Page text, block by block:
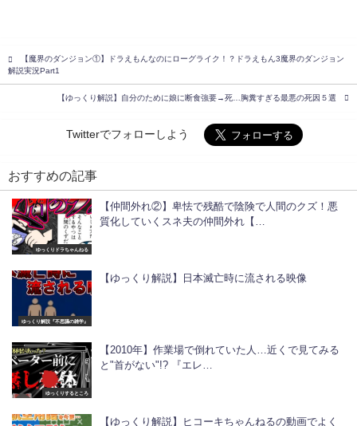
【魔界のダンジョン①】ドラえもんなのにローグライク！？ドラえもん3魔界のダンジョン
解説実況Part1
【ゆっくり解説】自分のために娘に断食強要→死…胸糞すぎる最悪の死因５選
Twitterでフォローしよう
おすすめの記事
ゆっくりドラちゃんねる
【仲間外れ②】卑怯で残酷で陰険で人間のクズ！悪
質化していくスネ夫の仲間外れ【…
ゆっくり解説『不思議の雑学』
【ゆっくり解説】日本滅亡時に流される映像
ゆっくりするところ
【2010年】作業場で倒れていた人…近くで見てみる
と"首がない"!? 『エレ…
【ゆっくり解説】ヒコーキちゃんねるの動画でよく